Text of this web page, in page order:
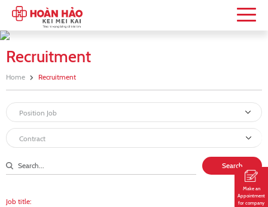
Recruitment
Home Recruitment
Job title:
Make an
Appointment
for company